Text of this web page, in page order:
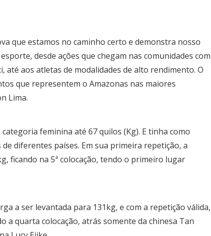
que estamos no caminho certo e demonstra nosso
desde ações que chegam nas comunidades com
até aos atletas de modalidades de alto rendimento. O
que representem o Amazonas nas maiores
Lima.
feminina até 67 quilos (Kg). E tinha como
diferentes países. Em sua primeira repetição, a
ficando na 5ª colocação, tendo o primeiro lugar
a ser levantada para 131kg, e com a repetição válida,
a quarta colocação, atrás somente da chinesa Tan